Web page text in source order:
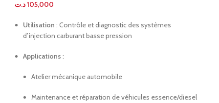
105,000د.ت
Utilisation : Contrôle et diagnostic des systèmes
d’injection carburant basse pression
Applications :
Atelier mécanique automobile
Maintenance et réparation de véhicules essence/diesel